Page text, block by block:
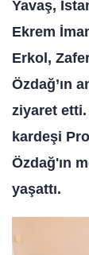
Yavaş,
Ekrem
Erkol,
Özdağ’ın
ziyaret etti.
kardeşi
Özdağ'ın
yaşattı.